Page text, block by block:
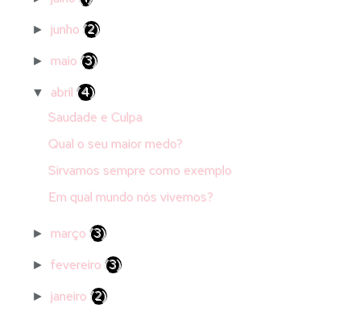
► junho(2)
►maio(3)
▼ abril(4)
Saudade e Culpa
Qual o seu maior medo?
Sirvamos sempre como exemplo
Em qual mundo nós vivemos?
►março(3)
►fevereiro(3)
► janeiro(2)